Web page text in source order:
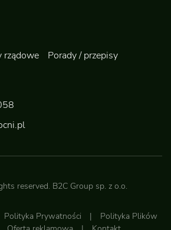
rządowe Porady / przepisy
reserved. B2C Group sp. z o.o.
Polityka Prywatności | Polityka Plików